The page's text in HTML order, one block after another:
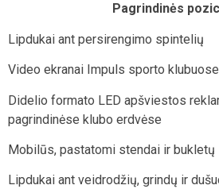
Pagrindinės
Lipdukai ant persirengimo spintelių
Video ekranai Impuls sporto klubuose
Didelio formato LED apšviestos
pagrindinėse klubo erdvėse
Mobilūs, pastatomi stendai ir bukletų
Lipdukai ant veidrodžių, grindų ir